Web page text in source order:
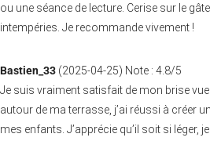
ou une séance de lecture. Cerise sur le
intempéries. Je recommande vivement !
Bastien_33 (2025-04-25) Note : 4.8/5
Je suis vraiment satisfait de mon brise vue
autour de ma terrasse, j’ai réussi à créer
mes enfants. J’apprécie qu’il soit si léger,